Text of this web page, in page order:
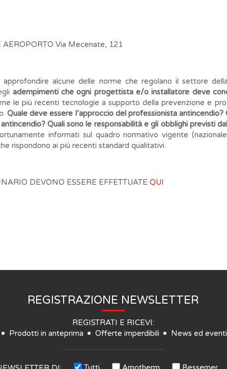
Via Mecenate, 121
alcune delle norme che regolano il settore
adempimenti che ogni progettista e/o installatore deve
le più recenti tecnologie a supporto della prevenzione e
Quale deve essere l’approccio del professionista
Quali sono le responsabilità e gli obblighi previsti
informati sul quadro normativo vigente
rispondono ai più recenti standard qualitativi.
DEVONO ESSERE EFFETTUATE QUI
REGISTRAZIONE NEWSLETTER
REGISTRATI E RICEVI:
Prodotti in anteprima
Offerte imperdibili News ed eventi